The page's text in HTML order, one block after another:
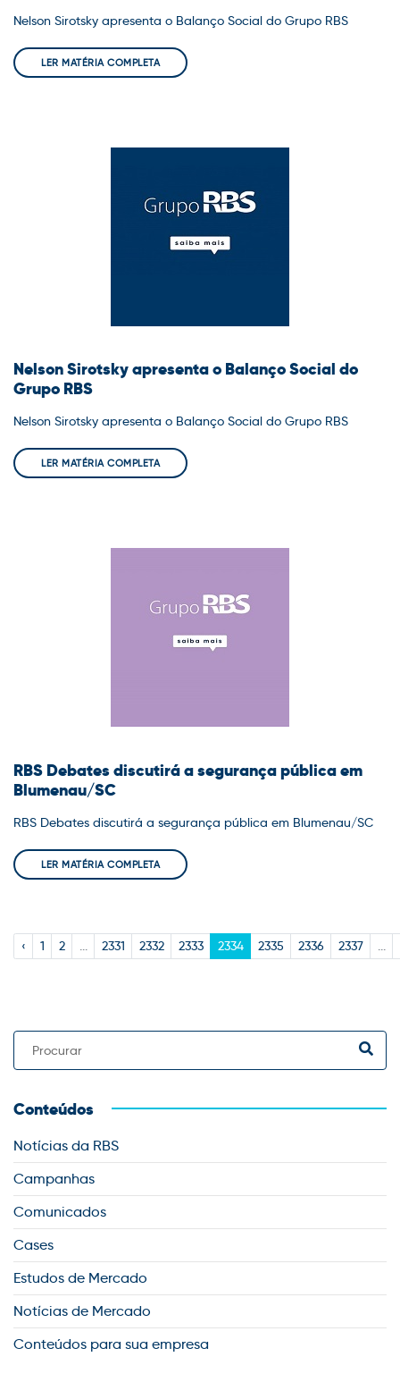
Nelson Sirotsky apresenta o Balanço Social do Grupo RBS
LER MATÉRIA COMPLETA
Nelson Sirotsky apresenta o Balanço Social do
Grupo RBS
Nelson Sirotsky apresenta o Balanço Social do Grupo RBS
LER MATÉRIA COMPLETA
RBS Debates discutirá a segurança pública em
Blumenau/SC
RBS Debates discutirá a segurança pública em Blumenau/SC
LER MATÉRIA COMPLETA
‹ 1 2 2331 2332 2333 2334 2335 2336 2337
Conteúdos
Notícias da RBS
Campanhas
Comunicados
Cases
Estudos de Mercado
Notícias de Mercado
Conteúdos para sua empresa